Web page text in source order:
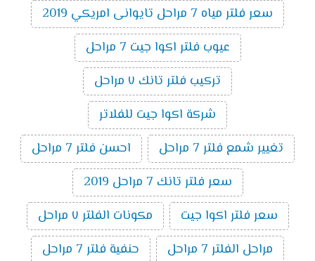
سعر فلتر مياه 7 مراحل تايوانى امريكي 2019
عيوب فلتر اكوا جيت 7 مراحل
تركيب فلتر تانك ٧ مراحل
شركة اكوا جيت للفلاتر
تغيير شمع فلتر 7 مراحل
احسن فلتر 7 مراحل
سعر فلتر تانك 7 مراحل 2019
سعر فلتر اكوا جيت
مكونات الفلتر ٧ مراحل
مراحل الفلتر 7 مراحل
حنفية فلتر 7 مراحل